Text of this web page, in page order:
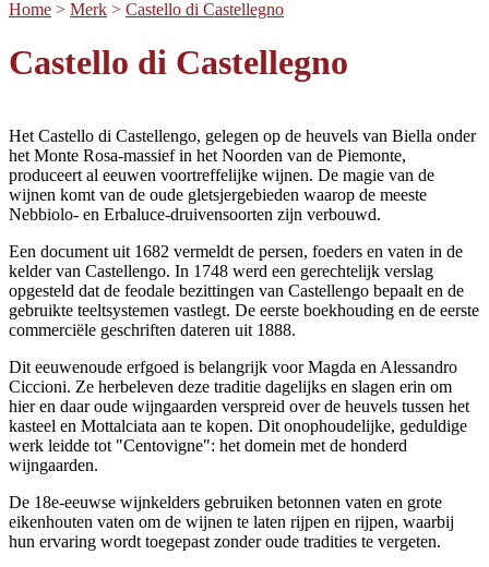
Home > Merk > Castello di Castellegno
Castello di Castellegno
Het Castello di Castellengo, gelegen op de heuvels van Biella onder
het Monte Rosa-massief in het Noorden van de Piemonte,
produceert al eeuwen voortreffelijke wijnen. De magie van de
wijnen komt van de oude gletsjergebieden waarop de meeste
Nebbiolo- en Erbaluce-druivensoorten zijn verbouwd.
Een document uit 1682 vermeldt de persen, foeders en vaten in de
kelder van Castellengo. In 1748 werd een gerechtelijk verslag
opgesteld dat de feodale bezittingen van Castellengo bepaalt en de
gebruikte teeltsystemen vastlegt. De eerste boekhouding en de eerste
commerciële geschriften dateren uit 1888.
Dit eeuwenoude erfgoed is belangrijk voor Magda en Alessandro
Ciccioni. Ze herbeleven deze traditie dagelijks en slagen erin om
hier en daar oude wijngaarden verspreid over de heuvels tussen het
kasteel en Mottalciata aan te kopen. Dit onophoudelijke, geduldige
werk leidde tot "Centovigne": het domein met de honderd
wijngaarden.
De 18e-eeuwse wijnkelders gebruiken betonnen vaten en grote
eikenhouten vaten om de wijnen te laten rijpen en rijpen, waarbij
hun ervaring wordt toegepast zonder oude tradities te vergeten.